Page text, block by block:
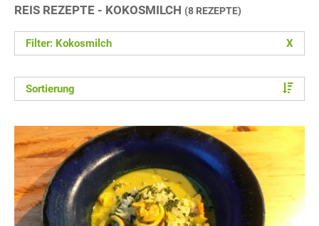
REIS REZEPTE - KOKOSMILCH (8 REZEPTE)
Filter: Kokosmilch X
Sortierung